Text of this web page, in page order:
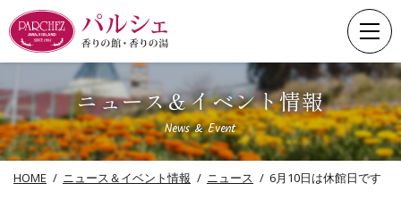
to
content
ニュース＆イベント情報
News & Event
HOME ニュース＆イベント情報 ニュース 6月10日は休館日です